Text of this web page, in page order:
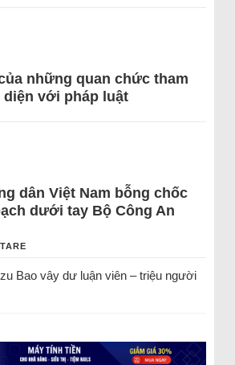
những quan chức tham
với pháp luật
dân Việt Nam bỗng chốc
dưới tay Bộ Công An
Bao vây dư luận viên – triệu người